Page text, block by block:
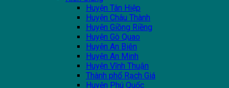
Huyện Tân Hiệp
Huyện Châu Thành
Huyện Giồng Riềng
Huyện Gò Quao
Huyện An Biên
Huyện An Minh
Huyện Vĩnh Thuận
Thành phổ Rạch Giá
Huyện Phú Quốc